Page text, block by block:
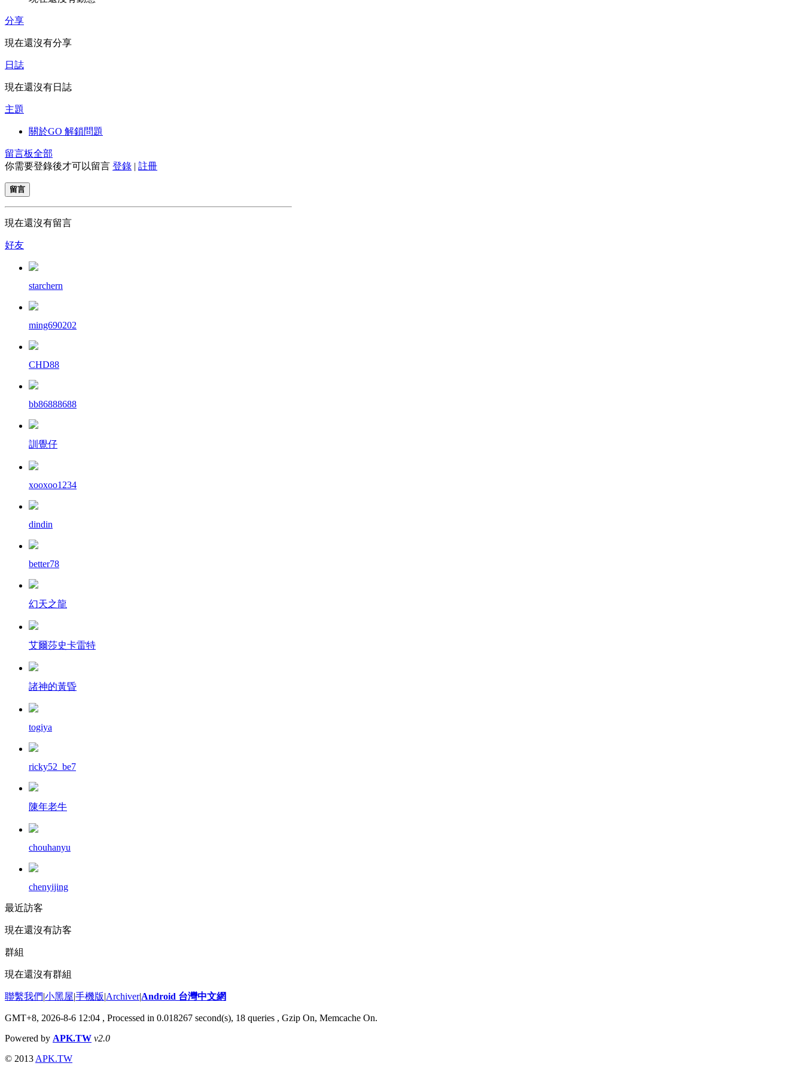
分享
現在還沒有分享
日誌
現在還沒有日誌
主題
關於GO 解鎖問題
留言板全部
你需要登錄後才可以留言 登錄 | 註冊
留言
現在還沒有留言
好友
starchern
ming690202
CHD88
bb86888688
訓覺仔
xooxoo1234
dindin
better78
幻天之龍
艾爾莎史卡雷特
諸神的黃昏
togiya
ricky52_be7
陳年老牛
chouhanyu
chenyijing
最近訪客
現在還沒有訪客
群組
現在還沒有群組
聯繫我們|小黑屋|手機版|Archiver|Android 台灣中文網
GMT+8, 2026-8-6 12:04 , Processed in 0.018267 second(s), 18 queries , Gzip On, Memcache On.
Powered by APK.TW v2.0
© 2013 APK.TW